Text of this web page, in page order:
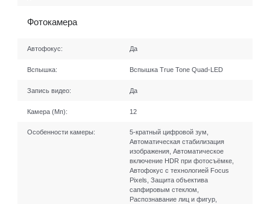
Фотокамера
Автофокус: Да
Вспышка: Вспышка True Tone Quad-LED
Запись видео: Да
Камера (Мп): 12
Особенности камеры:
5-кратный цифровой зум,
Автоматическая стабилизация
изображения, Автоматическое
включение HDR при фотосъёмке,
Автофокус с технологией Focus
Pixels, Защита объектива
сапфировым стеклом,
Распознавание лиц и фигур,